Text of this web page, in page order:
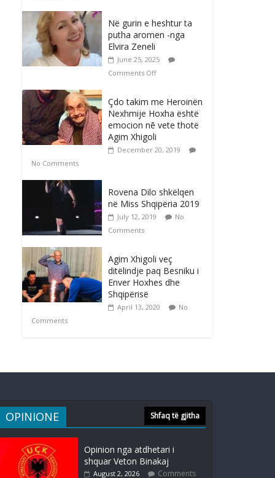
Në gurin e heshtur ta
putha aromen -nga
Elvira Zeneli
June 25, 2025
Comments Off
Çdo takim me Heroinën
Nexhmije Hoxha është
emocion nē vete thotë
Agim Xhigoli
December 20, 2019
No Comments
Rovena Dilo shkëlqen
në Miss Shqipëria 2019
July 12, 2019
No
Comments
Agim Xhigoli veç
ditëlindje paq Besniku i
Enver Hoxhes dhe
Shqipërisë
April 13, 2020
No
Comments
OPINIONE Shfaq të gjitha
Opinion nga atdhetari i
shquar Veton Binakaj
August 2, 2026 Comments